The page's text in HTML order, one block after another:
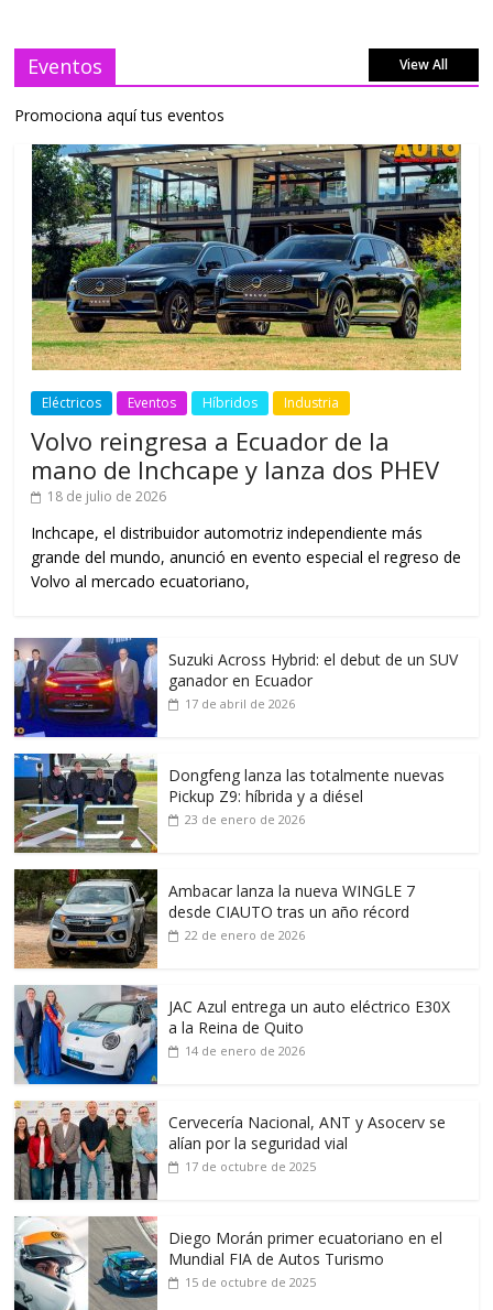
Eventos View All
Promociona aquí tus eventos
Eléctricos Eventos Híbridos Industria
Volvo reingresa a Ecuador de la
mano de Inchcape y lanza dos PHEV
18 de julio de 2026
Inchcape, el distribuidor automotriz independiente más
grande del mundo, anunció en evento especial el regreso de
Volvo al mercado ecuatoriano,
Suzuki Across Hybrid: el debut de un SUV
ganador en Ecuador
17 de abril de 2026
Dongfeng lanza las totalmente nuevas
Pickup Z9: híbrida y a diésel
23 de enero de 2026
Ambacar lanza la nueva WINGLE 7
desde CIAUTO tras un año récord
22 de enero de 2026
JAC Azul entrega un auto eléctrico E30X
a la Reina de Quito
14 de enero de 2026
Cervecería Nacional, ANT y Asocerv se
alían por la seguridad vial
17 de octubre de 2025
Diego Morán primer ecuatoriano en el
Mundial FIA de Autos Turismo
15 de octubre de 2025